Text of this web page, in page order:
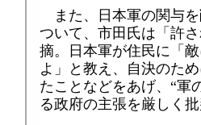
また、日本軍の関与
ついて、市田氏は「許
摘。日本軍が住民に「
よ」と教え、自決のた
たことなどをあげ、“軍
る政府の主張を厳しく